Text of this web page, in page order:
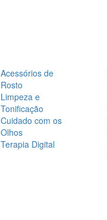
Acessórios de
Rosto
Limpeza e
Tonificação
Cuidado com os
Olhos
Terapia Digital